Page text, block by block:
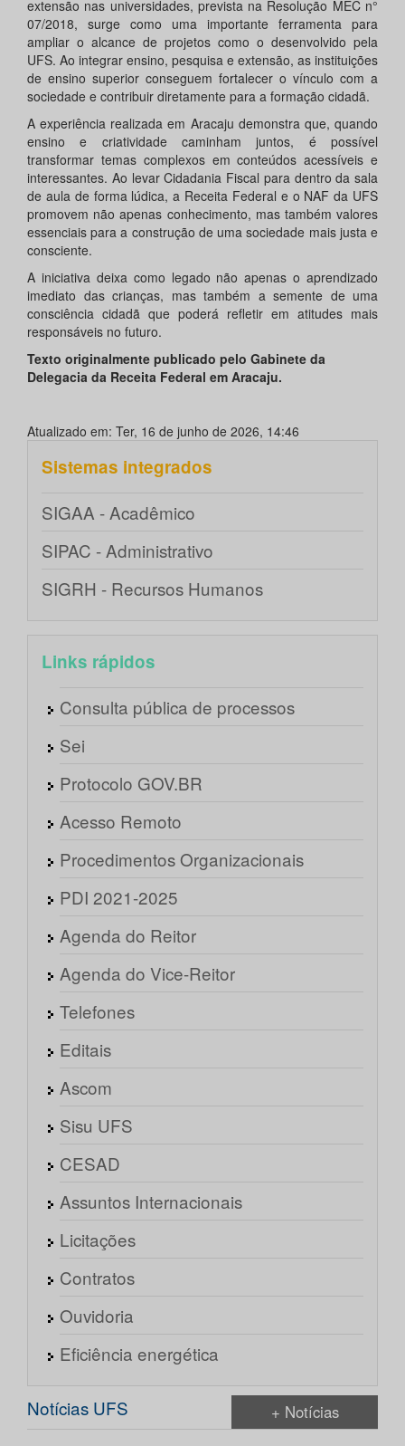
extensão nas universidades, prevista na Resolução MEC n°
07/2018, surge como uma importante ferramenta para
ampliar o alcance de projetos como o desenvolvido pela
UFS. Ao integrar ensino, pesquisa e extensão, as instituições
de ensino superior conseguem fortalecer o vínculo com a
sociedade e contribuir diretamente para a formação cidadã.
A experiência realizada em Aracaju demonstra que, quando
ensino e criatividade caminham juntos, é possível
transformar temas complexos em conteúdos acessíveis e
interessantes. Ao levar Cidadania Fiscal para dentro da sala
de aula de forma lúdica, a Receita Federal e o NAF da UFS
promovem não apenas conhecimento, mas também valores
essenciais para a construção de uma sociedade mais justa e
consciente.
A iniciativa deixa como legado não apenas o aprendizado
imediato das crianças, mas também a semente de uma
consciência cidadã que poderá refletir em atitudes mais
responsáveis no futuro.
Texto originalmente publicado pelo Gabinete da
Delegacia da Receita Federal em Aracaju.
Atualizado em: Ter, 16 de junho de 2026, 14:46
Sistemas integrados
SIGAA - Acadêmico
SIPAC - Administrativo
SIGRH - Recursos Humanos
Links rápidos
Consulta pública de processos
Sei
Protocolo GOV.BR
Acesso Remoto
Procedimentos Organizacionais
PDI 2021-2025
Agenda do Reitor
Agenda do Vice-Reitor
Telefones
Editais
Ascom
Sisu UFS
CESAD
Assuntos Internacionais
Licitações
Contratos
Ouvidoria
Eficiência energética
Notícias UFS + Notícias